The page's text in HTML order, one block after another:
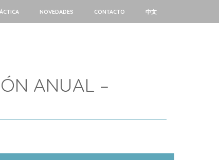
NOVEDADES CONTACTO 中文
ANUAL –